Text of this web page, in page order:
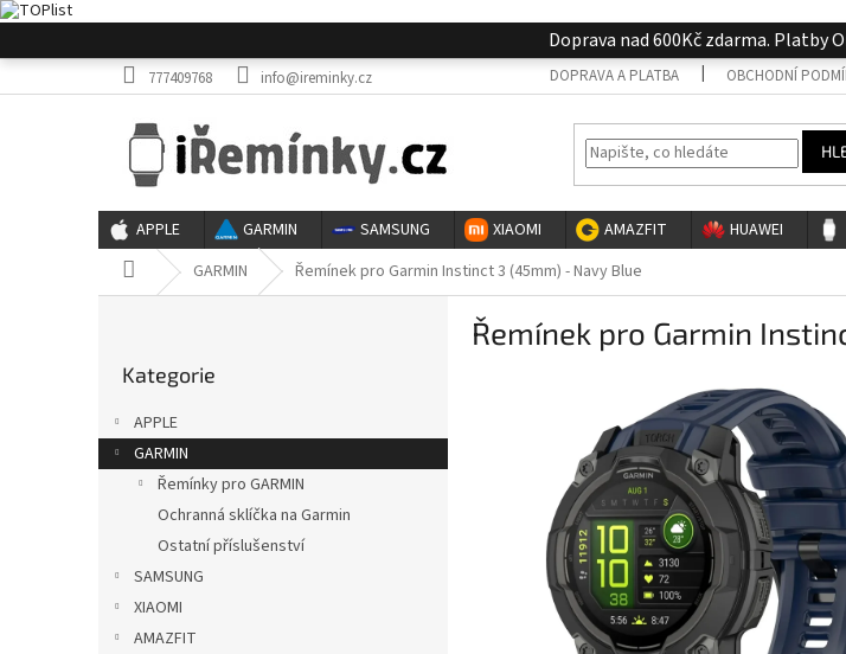
na
Doprava nad 600Kč zdarma. Platby
777409768 info@ireminky.cz DOPRAVA A PLATBA OBCHODNÍ
APPLE GARMIN SAMSUNG XIAOMI AMAZFIT HUAWEI
Domů GARMIN Řemínek pro Garmin Instinct 3 (45mm) - Navy Blue
a
n
kategorie
Kategorie
APPLE
GARMIN
Řemínky pro GARMIN
Ochranná sklíčka na Garmin
Ostatní příslušenství
SAMSUNG
XIAOMI
AMAZFIT
Řemínek pro Garmin